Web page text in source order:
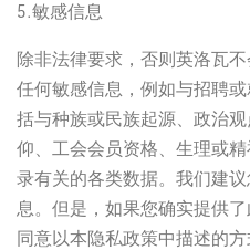
5.敏感信息
除非法律要求，否则英洛瓦
任何敏感信息，例如与招聘
括与种族或民族起源、政治
仰、工会会员资格、生理或
录有关的各类数据。我们建
息。但是，如果您确实提供
同意以本隐私政策中描述的